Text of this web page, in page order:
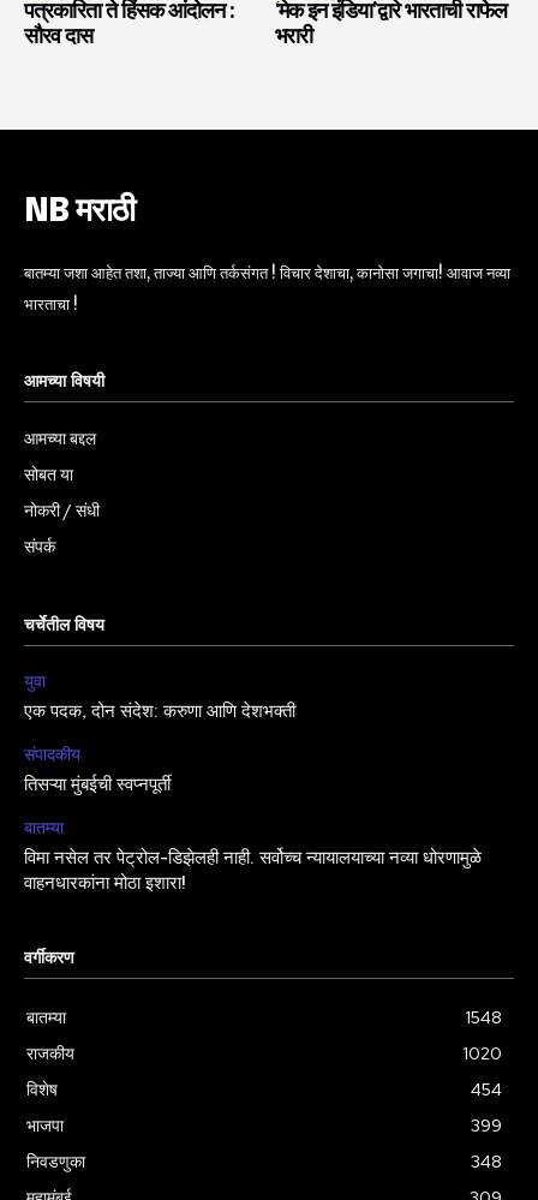
पत्रकारिता ते हिंसक आंदोलन :
सौरव दास
‘मेक इन इंडिया’द्वारे भारताची राफेल
भरारी
NB मराठी
बातम्या जशा आहेत तशा, ताज्या आणि तर्कसंगत ! विचार देशाचा, कानोसा जगाचा! आवाज नव्या
भारताचा !
आमच्या विषयी
आमच्या बद्दल
सोबत या
नोकरी / संधी
संपर्क
चर्चेतील विषय
युवा
एक पदक, दोन संदेश: करुणा आणि देशभक्ती
संपादकीय
तिसऱ्या मुंबईची स्वप्नपूर्ती
बातम्या
विमा नसेल तर पेट्रोल-डिझेलही नाही. सर्वोच्च न्यायालयाच्या नव्या धोरणामुळे
वाहनधारकांना मोठा इशारा!
वर्गीकरण
बातम्या
1548
राजकीय
1020
विशेष
454
भाजपा
399
निवडणुका
348